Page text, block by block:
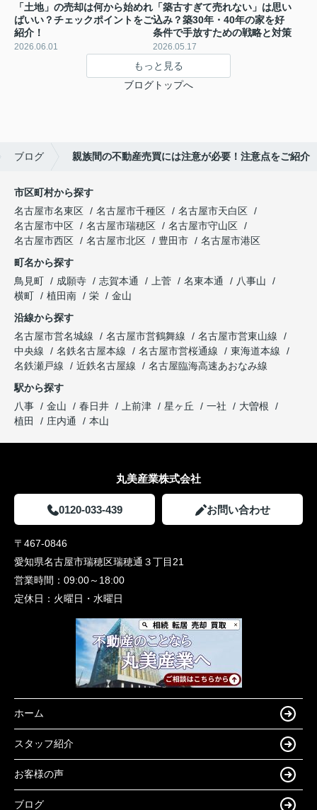
「土地」の売却は何から始めれ
ばいい？チェックポイントをご
紹介！
2026.06.01
「築古すぎて売れない」は思い
込み？築30年・40年の家を好
条件で手放すための戦略と対策
2026.05.17
もっと見る
ブログトップへ
ブログ 親族間の不動産売買には注意が必要！注意点をご紹介
市区町村から探す
名古屋市名東区
名古屋市千種区
名古屋市天白区
名古屋市中区
名古屋市瑞穂区
名古屋市守山区
名古屋市西区
名古屋市北区 豊田市
名古屋市港区
町名から探す
鳥見町
成願寺 志賀本通 上菅 名東本通
八事山
横町
植田南 栄
金山
沿線から探す
名古屋市営名城線
名古屋市営鶴舞線
名古屋市営東山線
中央線
名鉄名古屋本線 名古屋市営桜通線
東海道本線
名鉄瀬戸線
近鉄名古屋線
名古屋臨海高速あおなみ線
駅から探す
八事
金山 春日井 上前津 星ヶ丘 一社
大曽根
植田
庄内通 本山
丸美産業株式会社
0120-033-439 お問い合わせ
〒467-0846
愛知県名古屋市瑞穂区瑞穂通３丁目21
営業時間： 09:00～18:00
定休日： 火曜日・水曜日
ホーム
スタッフ紹介
お客様の声
ブログ